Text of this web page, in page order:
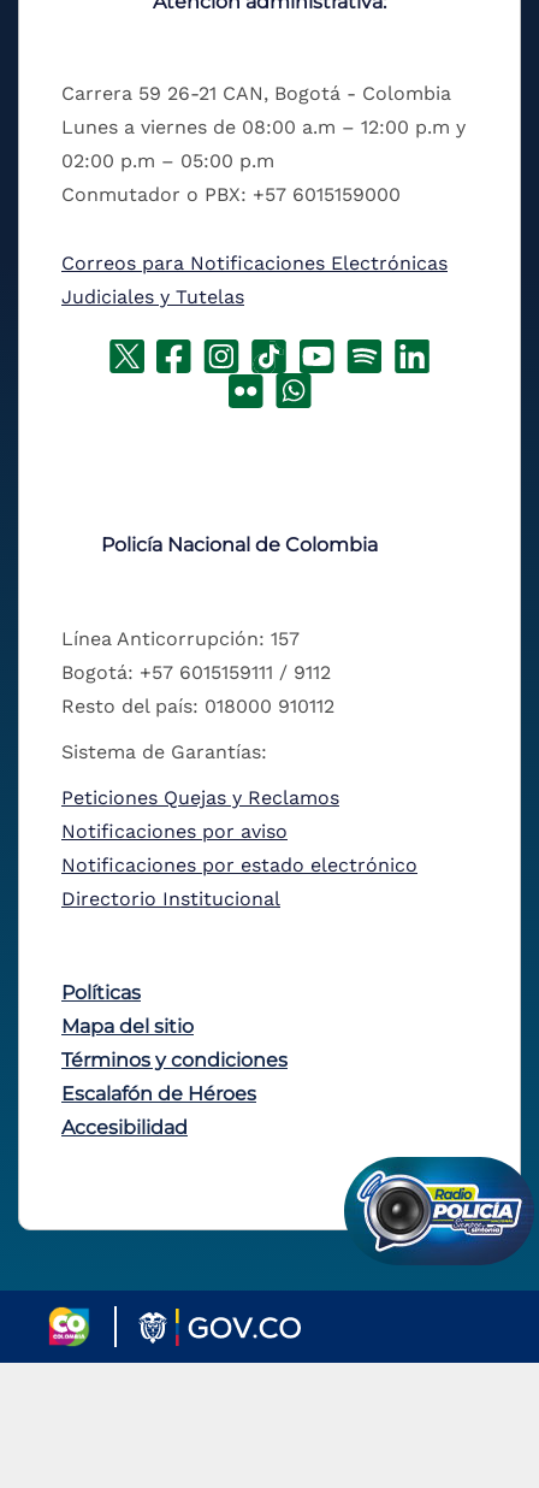
Carrera 59 26-21 CAN, Bogotá - Colombia
Lunes a viernes de 08:00 a.m – 12:00 p.m y
02:00 p.m – 05:00 p.m
Conmutador o PBX: +57 6015159000
Correos para Notificaciones Electrónicas
Judiciales y Tutelas
Policía Nacional de Colombia
Línea Anticorrupción: 157
Bogotá: +57 6015159111 / 9112
Resto del país: 018000 910112
Sistema de Garantías:
Peticiones Quejas y Reclamos
Notificaciones por aviso
Notificaciones por estado electrónico
Directorio Institucional
Políticas
Mapa del sitio
Términos y condiciones
Escalafón de Héroes
Accesibilidad